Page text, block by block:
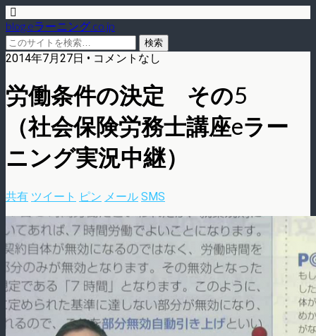
blog.eラーニング.co.jp
2014年7月27日 • コメントなし
労働条件の決定 その5
（社会保険労務士講座eラー
ニング実況中継）
共有 ツイート ピン メール SMS